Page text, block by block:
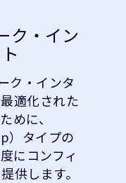
ク・イン
ク・インタ
適化された
めに、
）タイプの
にコンフィ
供します。